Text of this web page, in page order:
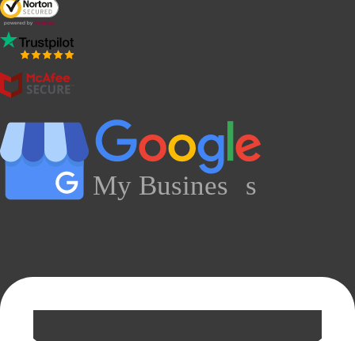
My Busines s